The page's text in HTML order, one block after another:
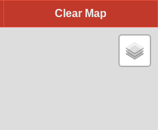
Clear Map